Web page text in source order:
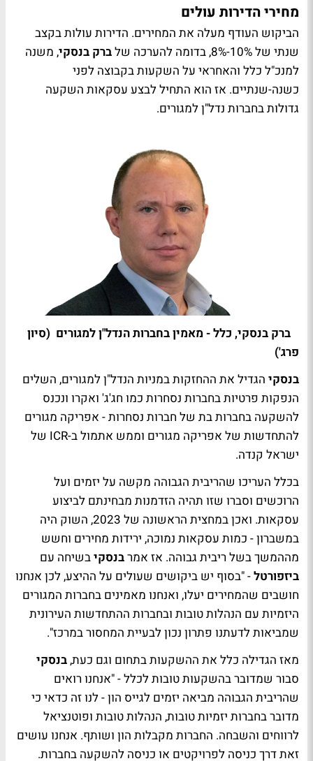
מחירי הדירות עולים
הביקוש העודף מעלה את המחירים. הדירות עולות בקצב
שנתי של 10%-8%, בדומה להערכה של
ברק בנסקי, משנה
למנכ"ל כלל והאחראי על השקעות בקבוצה לפני
כשנה-שנתיים. אז הוא התחיל לבצע עסקאות השקעה
גדולות בחברות נדל"ן למגורים.
ברק בנסקי, כלל - מאמין בחברות הנדל"ן למגורים (סיון
פרג')
בנסקי הגדיל את ההחזקות במניות הנדל"ן למגורים, השלים
הנפקות פרטיות בחברות נסחרות כמו חג'ג' ואקרו ונכנס
להשקעה בחברות בת של חברות נסחרות - אפריקה מגורים
להתחדשות של אפריקה מגורים וממש אתמול ב-ICR של
ישראל קנדה.
בכלל העריכו שהריבית הגבוהה מקשה על יזמים ועל
הרוכשים וסברו שזו תהיה הזדמנות מבחינתם לביצוע
עסקאות. ואכן במחצית הראשונה של 2023, השוק היה
במשברון - כמות עסקאות נמוכה, ירידות מחירים וחשש
מההמשך בשל ריבית גבוהה. אז אמרבנסקיבשיחה עם
ביזפורטל- "בסוף יש ביקושים שעולים על ההיצע, לכן אנחנו
חושבים שהמחירים יעלו, ואנחנו מאמינים בחברות המגורים
היזמיות עם הנהלות טובות ובחברות ההתחדשות העירונית
שמביאות לדעתנו פתרון נכון לבעיית המחסור במרכז".
מאז הגדילה כלל את ההשקעות בתחום וגם כעת,בנסקי
סבור שמדובר בהשקעות טובות לכלל - "אנחנו רואים
שהריבית הגבוהה מביאה יזמים לגייס הון - לנו זה כדאי כי
מדובר בחברות יזמיות טובות, הנהלות טובות ופוטנציאל
לרווחים והשבחה. החברות מקבלות הון ושותף. אנחנו עושים
זאת דרך כניסה לפרויקטים או כניסה להשקעה בחברות.